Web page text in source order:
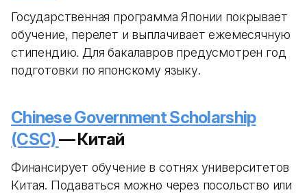
Государственная программа Японии покрывает
обучение, перелет и выплачивает ежемесячную
стипендию. Для бакалавров предусмотрен год
подготовки по японскому языку.
Chinese Government Scholarship
(CSC)— Китай
Финансирует обучение в сотнях университетов
Китая. Подаваться можно через посольство или